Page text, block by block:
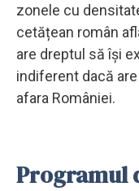
zonele cu
cetățean român
are dreptul să își
indiferent dacă
afara României.
Programul